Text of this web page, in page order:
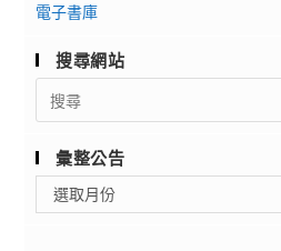
電子書庫
搜尋網站
Search
for:
彙整公告
整
選取月份